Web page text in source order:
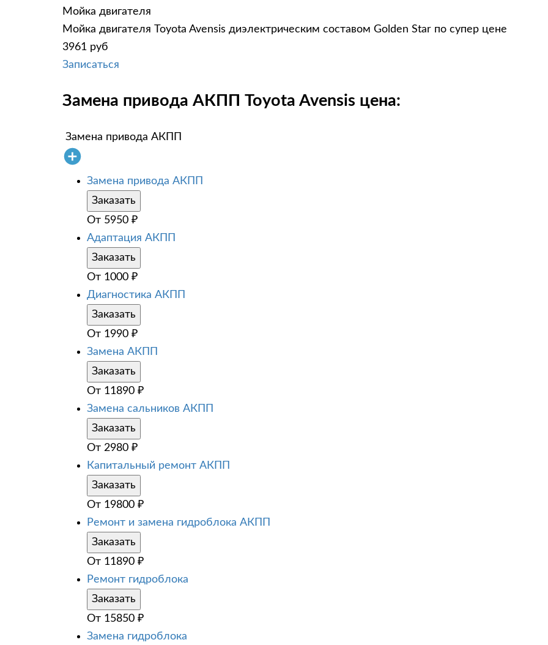
Мойка двигателя
Мойка двигателя Toyota Avensis диэлектрическим составом Golden Star по супер цене
3961 руб
Записаться
Замена привода АКПП Toyota Avensis цена:
Замена привода АКПП
Замена привода АКПП
Заказать
От 5950 ₽
Адаптация АКПП
Заказать
От 1000 ₽
Диагностика АКПП
Заказать
От 1990 ₽
Замена АКПП
Заказать
От 11890 ₽
Замена сальников АКПП
Заказать
От 2980 ₽
Капитальный ремонт АКПП
Заказать
От 19800 ₽
Ремонт и замена гидроблока АКПП
Заказать
От 11890 ₽
Ремонт гидроблока
Заказать
От 15850 ₽
Замена гидроблока